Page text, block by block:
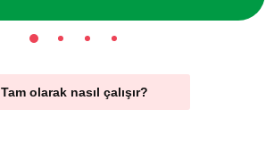
Tam olarak nasıl çalışır?